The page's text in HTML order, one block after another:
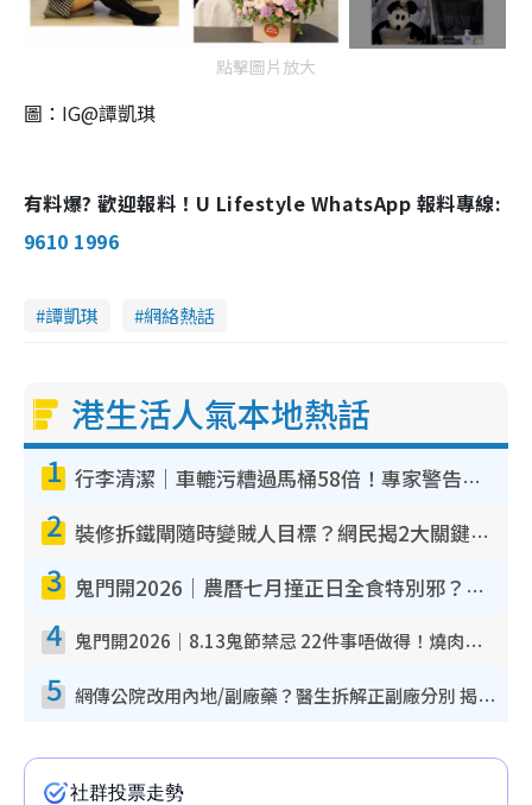
點擊圖片放大
圖：IG@譚凱琪
有料爆? 歡迎報料！U Lifestyle WhatsApp 報料專線:
9610 1996
譚凱琪 網絡熱話
港生活人氣本地熱話
1 行李清潔｜車轆污糟過馬桶58倍！專家警告忌用酒精抹 教1招免污手除菌
2 裝修拆鐵閘隨時變賊人目標？網民揭2大關鍵用途：裝新式等於白裝？附新舊鐵閘分別
3 鬼門開2026｜農曆七月撞正日全食特別邪？專家警告切忌做一事！揭4大禁忌+2招保平安
4 鬼門開2026｜8.13鬼節禁忌 22件事唔做得！燒肉、刺身要少食？半夜勿吹口哨/打呢個電話
5 網傳公院改用內地/副廠藥？醫生拆解正副廠分別 揭4類人換藥隨時出事